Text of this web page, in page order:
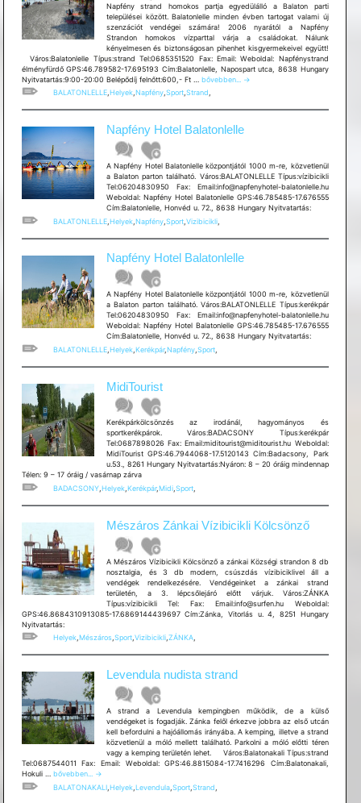
Napfény strand homokos partja egyedülálló a Balaton parti
települései között. Balatonlelle minden évben tartogat valami új
szenzációt vendégei számára! 2006 nyarától a Napfény
Strandon homokos vízparttal várja a családokat. Nálunk
kényelmesen és biztonságosan pihenhet kisgyermekeivel együtt!
Város:Balatonlelle Típus:strand Tel:0685351520 Fax: Email: Weboldal: Napfénystrand
élményfürdő GPS:46.789582-17.695193 Cím:Balatonlelle, Napospart utca, 8638 Hungary
Nyitvatartás:9:00-20:00 Belépődíj felnőtt:600,- Ft … Napfénystrand
élményfürdő
bővebben...
→
BALATONLELLE,Helyek,Napfény,Sport,Strand,
Napfény Hotel Balatonlelle
A Napfény Hotel Balatonlelle központjától 1000 m-re, közvetlenül
a Balaton parton található. Város:BALATONLELLE Típus:vízibicikli
Tel:06204830950 Fax: Email:info@napfenyhotel-balatonlelle.hu
Weboldal: Napfény Hotel Balatonlelle GPS:46.785485-17.676555
Cím:Balatonlelle, Honvéd u. 72., 8638 Hungary Nyitvatartás:
BALATONLELLE, Helyek, Napfény, Sport, Vizibicikli,
Napfény Hotel Balatonlelle
A Napfény Hotel Balatonlelle központjától 1000 m-re, közvetlenül
a Balaton parton található. Város:BALATONLELLE Típus:kerékpár
Tel:06204830950 Fax: Email:info@napfenyhotel-balatonlelle.hu
Weboldal: Napfény Hotel Balatonlelle GPS:46.785485-17.676555
Cím:Balatonlelle, Honvéd u. 72., 8638 Hungary Nyitvatartás:
BALATONLELLE, Helyek, Kerékpár,Napfény, Sport,
MidiTourist
Kerékpárkölcsönzés az irodánál, hagyományos és
sportkerékpárok. Város:BADACSONY Típus:kerékpár
Tel:0687898026 Fax: Email:miditourist@miditourist.hu Weboldal:
MidiTourist GPS:46.7944068-17.5120143 Cím:Badacsony, Park
u.53., 8261 Hungary Nyitvatartás:Nyáron: 8 – 20 óráig mindennap
Télen: 9 – 17 óráig / vasárnap zárva
BADACSONY, Helyek, Kerékpár,Midi, Sport,
Mészáros Zánkai Vízibicikli Kölcsönző
A Mészáros Vízibicikli Kölcsönző a zánkai Községi strandon 8 db
nosztalgia, és 3 db modern, csúszdás vízibiciklivel áll a
vendégek rendelkezésére. Vendégeinket a zánkai strand
területén, a 3. lépcsőlejáró előtt várjuk. Város:ZÁNKA
Típus:vízibicikli Tel: Fax: Email:info@surfen.hu Weboldal:
GPS:46.8684310913085-17.6869144439697 Cím:Zánka, Vitorlás u. 4, 8251 Hungary
Nyitvatartás:
Helyek,Mészáros,Sport,Vizibicikli,ZÁNKA,
Levendula nudista strand
A strand a Levendula kempingben működik, de a külső
vendégeket is fogadják. Zánka felől érkezve jobbra az első utcán
kell befordulni a hajóállomás irányába. A kemping, illetve a strand
közvetlenül a móló mellett található. Parkolni a móló előtti téren
vagy a kemping területén lehet. Város:Balatonakali Típus:strand
Tel:0687544011 Fax: Email: Weboldal: GPS:46.8815084-17.7416296 Cím:Balatonakali,
Hokuli … Levendula
nudista
bővebben...
→
BALATONAKALI, Helyek, Levendula, Sport, Strand